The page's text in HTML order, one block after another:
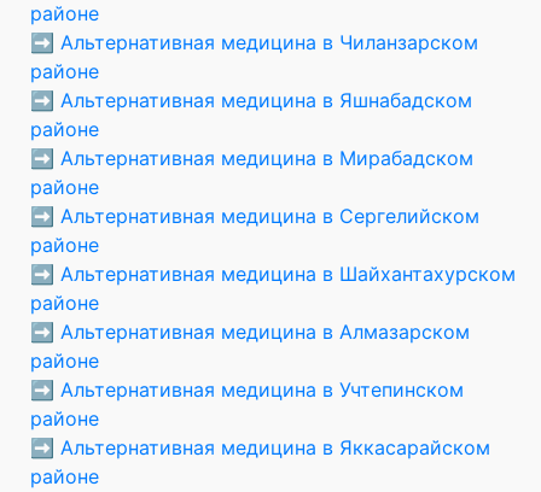
районе
➡️ Альтернативная медицина в Чиланзарском
районе
➡️ Альтернативная медицина в Яшнабадском
районе
➡️ Альтернативная медицина в Мирабадском
районе
➡️ Альтернативная медицина в Сергелийском
районе
➡️ Альтернативная медицина в Шайхантахурском
районе
➡️ Альтернативная медицина в Алмазарском
районе
➡️ Альтернативная медицина в Учтепинском
районе
➡️ Альтернативная медицина в Яккасарайском
районе